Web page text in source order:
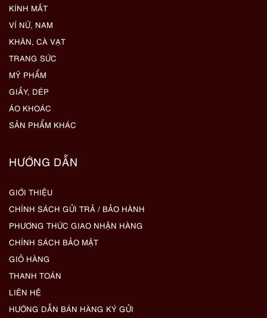
KÍNH MẮT
VÍ NỮ, NAM
KHĂN, CÀ VẠT
TRANG SỨC
MỸ PHẨM
GIẦY, DÉP
ÁO KHOÁC
SẢN PHẨM KHÁC
HƯỚNG DẪN
GIỚI THIỆU
CHÍNH SÁCH GỬI TRẢ / BẢO HÀNH
PHƯƠNG THỨC GIAO NHẬN HÀNG
CHÍNH SÁCH BẢO MẬT
GIỎ HÀNG
THANH TOÁN
LIÊN HỆ
HƯỚNG DẪN BÁN HÀNG KÝ GỬI